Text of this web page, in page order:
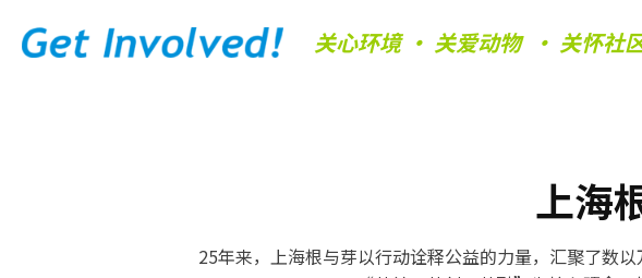
关心环境 • 关爱动物  • 关怀社
上海
25年来，上海根与芽以行动诠释公益的力量，汇聚了数